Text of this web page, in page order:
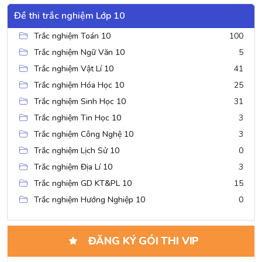
Đề thi trắc nghiệm Lớp 10
Trắc nghiệm Toán 10
100
Trắc nghiệm Ngữ Văn 10
5
Trắc nghiệm Vật Lí 10
41
Trắc nghiệm Hóa Học 10
25
Trắc nghiệm Sinh Học 10
31
Trắc nghiệm Tin Học 10
3
Trắc nghiệm Công Nghệ 10
3
Trắc nghiệm Lịch Sử 10
0
Trắc nghiệm Địa Lí 10
3
Trắc nghiệm GD KT&PL 10
15
Trắc nghiệm Hướng Nghiệp 10
0
ĐĂNG KÝ GÓI THI VIP